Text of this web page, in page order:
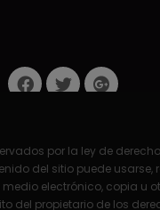
por la ley de
del sitio puede usarse,
electrónico, copia u
del propietario de los